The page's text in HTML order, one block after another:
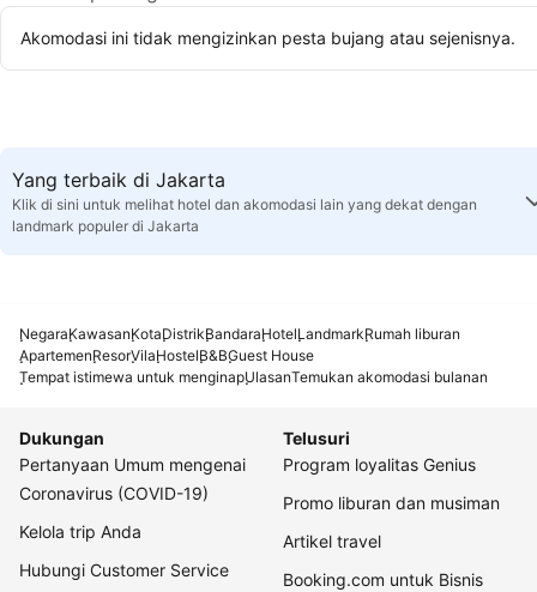
Akomodasi ini tidak mengizinkan pesta bujang atau sejenisnya.
Yang terbaik di Jakarta
Klik di sini untuk melihat hotel dan akomodasi lain yang dekat dengan
landmark populer di Jakarta
NegaraKawasanKotaDistrikBandaraHotelLandmarkRumah liburan
ApartemenResorVilaHostelB&BGuest House
Tempat istimewa untuk menginapUlasanTemukan akomodasi bulanan
Dukungan
Pertanyaan Umum mengenai
Coronavirus (COVID-19)
Kelola trip Anda
Hubungi Customer Service
Telusuri
Program loyalitas Genius
Promo liburan dan musiman
Artikel travel
Booking.com untuk Bisnis